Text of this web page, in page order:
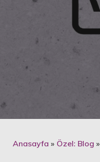
Anasayfa » Özel: Blog »